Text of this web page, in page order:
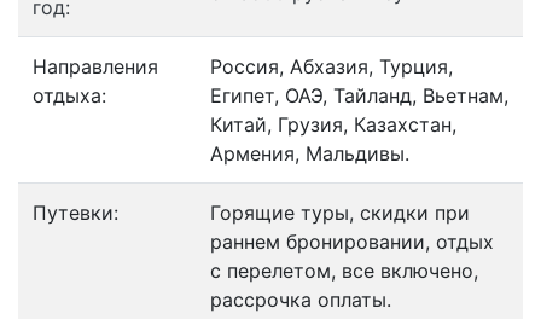
год:
Направления
отдыха:
Россия, Абхазия, Турция,
Египет, ОАЭ, Тайланд, Вьетнам,
Китай, Грузия, Казахстан,
Армения, Мальдивы.
Путевки:
Горящие туры, скидки при
раннем бронировании, отдых
с перелетом, все включено,
рассрочка оплаты.